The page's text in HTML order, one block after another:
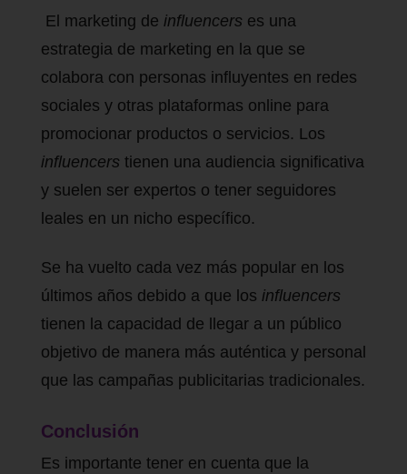
El marketing de influencers es una
estrategia de marketing en la que se
colabora con personas influyentes en redes
sociales y otras plataformas online para
promocionar productos o servicios. Los
influencers tienen una audiencia significativa
y suelen ser expertos o tener seguidores
leales en un nicho específico.
Se ha vuelto cada vez más popular en los
últimos años debido a que los influencers
tienen la capacidad de llegar a un público
objetivo de manera más auténtica y personal
que las campañas publicitarias tradicionales.
Conclusión
Es importante tener en cuenta que la